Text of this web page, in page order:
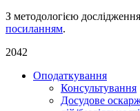
З методологією
посиланням.
2042
Оподаткування
Консультування
Досудове